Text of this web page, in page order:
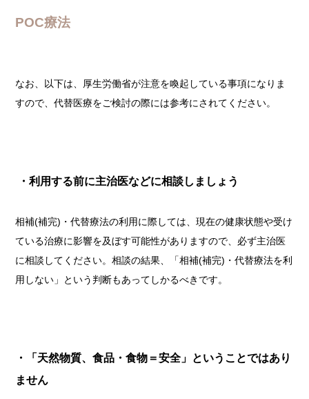
POC療法
なお、以下は、厚生労働省が注意を喚起している事項になりま
すので、代替医療をご検討の際には参考にされてください。
・利用する前に主治医などに相談しましょう
相補(補完)・代替療法の利用に際しては、現在の健康状態や受け
ている治療に影響を及ぼす可能性がありますので、必ず主治医
に相談してください。相談の結果、「相補(補完)・代替療法を利
用しない」という判断もあってしかるべきです。
・「天然物質、食品・食物＝安全」ということではあり
ません